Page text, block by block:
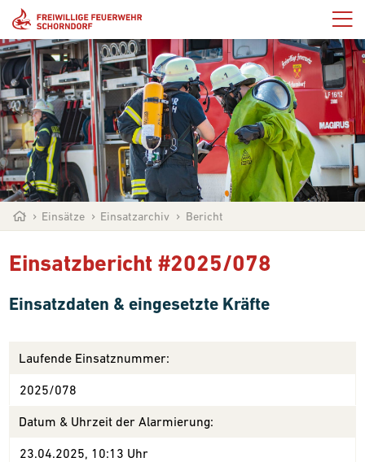
Einsätze Einsatzarchiv Bericht
Einsatzbericht #2025/078
Einsatzdaten & eingesetzte Kräfte
Laufende Einsatznummer:
2025/078
Datum & Uhrzeit der Alarmierung:
23.04.2025, 10:13 Uhr